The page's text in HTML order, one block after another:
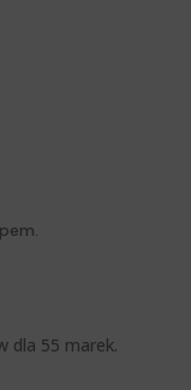
dla 55 marek.